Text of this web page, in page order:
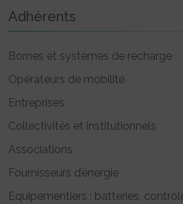
Adhérents
Bornes et systèmes de recharge
Opérateurs de mobilité
Entreprises
Collectivités et institutionnels
Associations
Fournisseurs d’énergie
Equipementiers : batteries,